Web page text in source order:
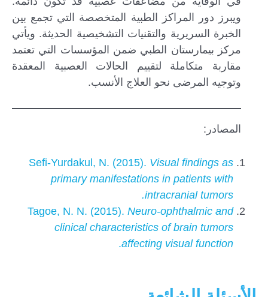
ويبرز دور المراكز الطبية المتخصصة التي تجمع بين
الخبرة السريرية والتقنيات التشخيصية الحديثة. ويأتي
مركز بيمارستان الطبي ضمن المؤسسات التي تعتمد
مقاربة متكاملة لتقييم الحالات العصبية المعقدة
وتوجيه المرضى نحو العلاج الأنسب.
المصادر:
Sefi-Yurdakul, N. (2015). Visual findings as
primary manifestations in patients with
intracranial tumors.
Tagoe, N. N. (2015). Neuro-ophthalmic and
clinical characteristics of brain tumors
affecting visual function
.